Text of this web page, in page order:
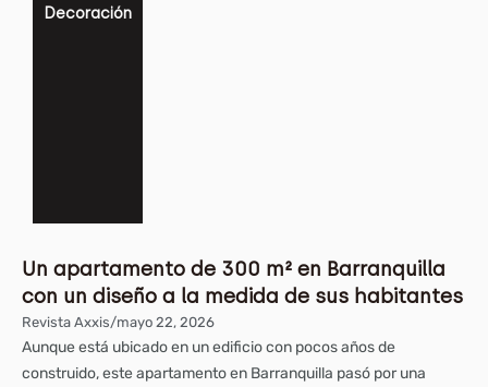
Decoración
Un apartamento de 300 m² en Barranquilla
con un diseño a la medida de sus habitantes
Revista Axxis/mayo 22, 2026
Aunque está ubicado en un edificio con pocos años de
construido, este apartamento en Barranquilla pasó por una